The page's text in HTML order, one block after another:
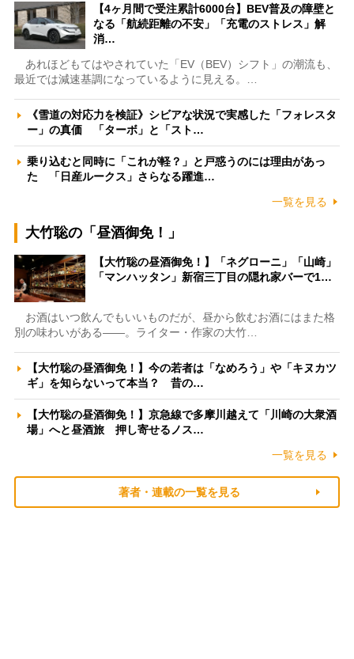
【4ヶ月間で受注累計6000台】BEV普及の障壁と
なる「航続距離の不安」「充電のストレス」解
消…
あれほどもてはやされていた「EV（BEV）シフト」の潮流も、
最近では減速基調になっているように見える。…
《雪道の対応力を検証》シビアな状況で実感した「フォレスタ
ー」の真価 「ターボ」と「スト…
乗り込むと同時に「これが軽？」と戸惑うのには理由があっ
た 「日産ルークス」さらなる躍進…
一覧を見る
大竹聡の「昼酒御免！」
【大竹聡の昼酒御免！】「ネグローニ」「山崎」
「マンハッタン」新宿三丁目の隠れ家バーで1…
お酒はいつ飲んでもいいものだが、昼から飲むお酒にはまた格
別の味わいがある――。ライター・作家の大竹…
【大竹聡の昼酒御免！】今の若者は「なめろう」や「キヌカツ
ギ」を知らないって本当？ 昔の…
【大竹聡の昼酒御免！】京急線で多摩川越えて「川崎の大衆酒
場」へと昼酒旅 押し寄せるノス…
一覧を見る
著者・連載の一覧を見る